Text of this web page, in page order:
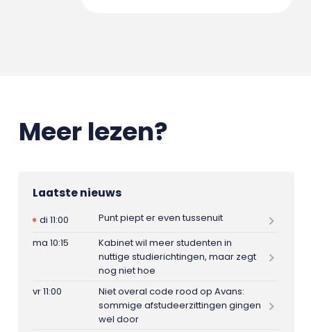
Meer lezen?
Laatste nieuws
di 11:00
Punt piept er even tussenuit
ma 10:15
Kabinet wil meer studenten in
nuttige studierichtingen, maar zegt
nog niet hoe
vr 11:00
Niet overal code rood op Avans:
sommige afstudeerzittingen gingen
wel door